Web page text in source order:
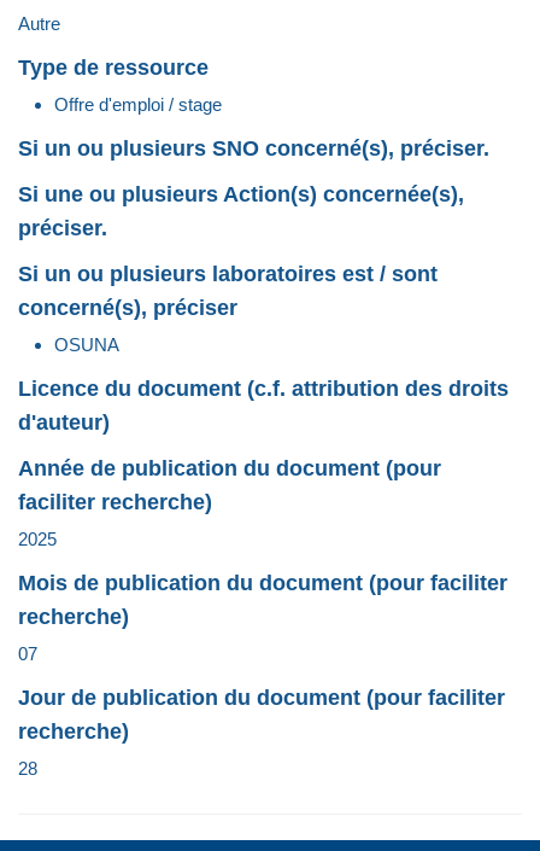
Autre
Type de ressource
Offre d'emploi / stage
Si un ou plusieurs SNO concerné(s), préciser.
Si une ou plusieurs Action(s) concernée(s),
préciser.
Si un ou plusieurs laboratoires est / sont
concerné(s), préciser
OSUNA
Licence du document (c.f. attribution des droits
d'auteur)
Année de publication du document (pour
faciliter recherche)
2025
Mois de publication du document (pour faciliter
recherche)
07
Jour de publication du document (pour faciliter
recherche)
28